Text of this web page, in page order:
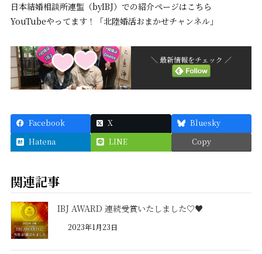
日本結婚相談所連盟（byIBJ）での紹介ページはこちら
YouTubeやってます！「北陸婚活おまかせチャンネル」
＼ 最新情報をチェック ／
Facebook X
Bluesky
Hatena
LINE Copy
関連記事
IBJ AWARD 連続受賞いたしました♡♥
2023年1月23日